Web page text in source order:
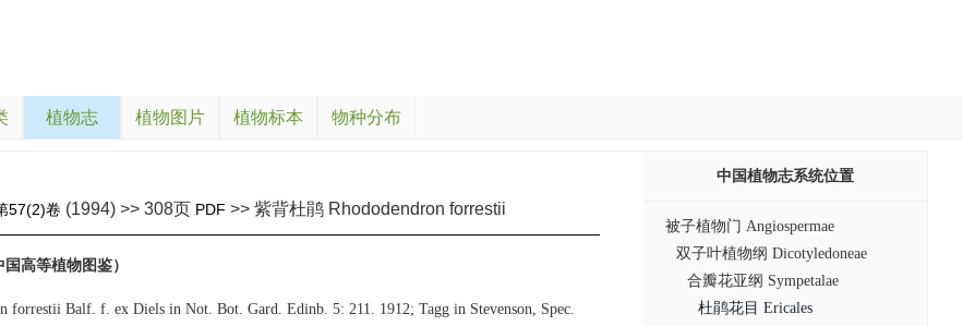
植物志 植物图片 植物标本 物种分布
57(2)卷 (1994) >> 308页 PDF >> 紫背杜鹃 Rhododendron forrestii
高等植物图鉴）
forrestii Balf. f. ex Diels in Not. Bot. Gard. Edinb. 5: 211. 1912; Tagg in Stevenson, Spec.
中国植物志系统位置
被子植物门 Angiospermae
双子叶植物纲 Dicotyledoneae
合瓣花亚纲 Sympetalae
杜鹃花目 Ericales